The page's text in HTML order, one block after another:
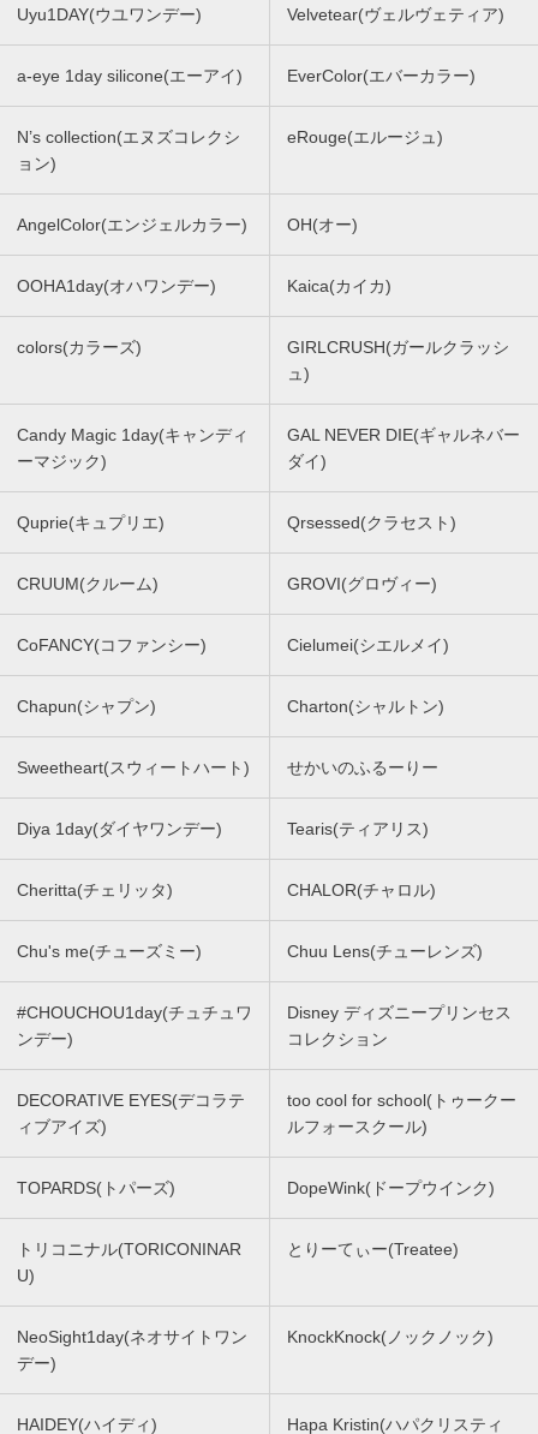
Uyu1DAY(ウユワンデー) Velvetear(ヴェルヴェティア)
a-eye 1day silicone(エーアイ) EverColor(エバーカラー)
N’s collection(エヌズコレクシ
ョン)
eRouge(エルージュ)
AngelColor(エンジェルカラー) OH(オー)
OOHA1day(オハワンデー) Kaica(カイカ)
colors(カラーズ)
GIRLCRUSH(ガールクラッシ
ュ)
Candy Magic 1day(キャンディ
ーマジック)
GAL NEVER DIE(ギャルネバー
ダイ)
Quprie(キュプリエ) Qrsessed(クラセスト)
CRUUM(クルーム) GROVI(グロヴィー)
CoFANCY(コファンシー) Cielumei(シエルメイ)
Chapun(シャプン) Charton(シャルトン)
Sweetheart(スウィートハート) せかいのふるーりー
Diya 1day(ダイヤワンデー) Tearis(ティアリス)
Cheritta(チェリッタ) CHALOR(チャロル)
Chu's me(チューズミー) Chuu Lens(チューレンズ)
#CHOUCHOU1day(チュチュワ
ンデー)
Disney ディズニープリンセス
コレクション
DECORATIVE EYES(デコラテ
ィブアイズ)
too cool for school(トゥークー
ルフォースクール)
TOPARDS(トパーズ) DopeWink(ドープウインク)
トリコニナル(TORICONINAR
U)
とりーてぃー(Treatee)
NeoSight1day(ネオサイトワン
デー)
KnockKnock(ノックノック)
HAIDEY(ハイディ)
Hapa Kristin(ハパクリスティ